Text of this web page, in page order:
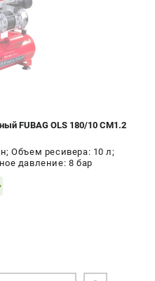
FUBAG OLS 180/10 CM1.2
Объем ресивера: 10 л;
давление: 8 бар